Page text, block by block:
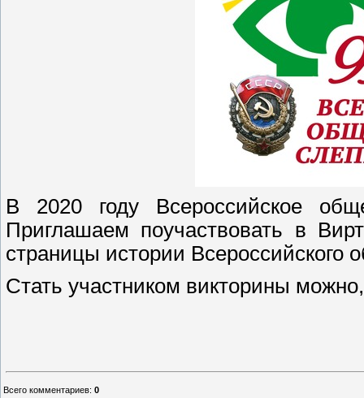
В 2020 году Всероссийское
Приглашаем поучаствовать в
страницы истории Всероссийского
Стать участником викторины
Всего комментариев: 0